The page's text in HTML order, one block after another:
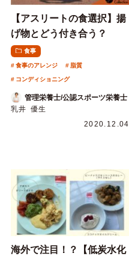
【アスリートの食選択】揚
げ物とどう付き合う？
食事
食事のアレンジ 脂質
コンディショニング
管理栄養士/公認スポーツ栄養士
乳井 優生
2020.12.04
海外で注目！？【低炭水化